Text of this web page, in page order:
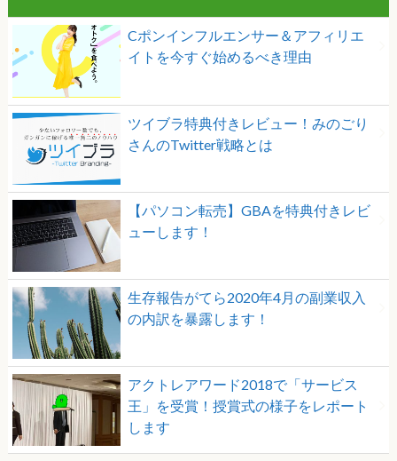
Cポンインフルエンサー＆アフィリエ
イトを今すぐ始めるべき理由
ツイブラ特典付きレビュー！みのごり
さんのTwitter戦略とは
【パソコン転売】GBAを特典付きレビ
ューします！
生存報告がてら2020年4月の副業収入
の内訳を暴露します！
アクトレアワード2018で「サービス
王」を受賞！授賞式の様子をレポート
します